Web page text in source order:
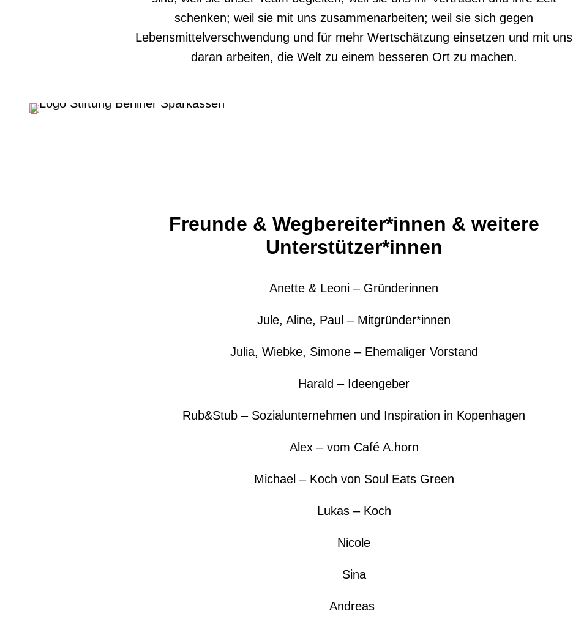
schenken; weil sie mit uns zusammenarbeiten; weil sie sich gegen
Lebensmittelverschwendung und für mehr Wertschätzung einsetzen und mit uns
daran arbeiten, die Welt zu einem besseren Ort zu machen.
Freunde & Wegbereiter*innen & weitere
Unterstützer*innen
Anette & Leoni – Gründerinnen
Jule, Aline, Paul – Mitgründer*innen
Julia, Wiebke, Simone – Ehemaliger Vorstand
Harald – Ideengeber
Rub&Stub – Sozialunternehmen und Inspiration in Kopenhagen
Alex – vom Café A.horn
Michael – Koch von Soul Eats Green
Lukas – Koch
Nicole
Sina
Andreas